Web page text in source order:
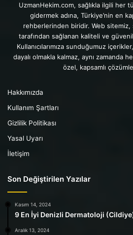
UzmanHekim.com, sağlıkla ilgili her
gidermek adına, Türkiye’nin en
rehberlerinden biridir. Web sitemiz,
tarafından sağlanan kaliteli ve
Kullanıcılarımıza sunduğumuz
dayalı olmakla kalmaz, aynı zamanda
özel, kapsamlı
Hakkımızda
Kullanım Şartları
Gizlilik Politikası
Yasal Uyarı
İletişim
Son Değiştirilen Yazılar
Kasım 14, 2024
9 En İyi Denizli Dermatoloji
Aralık 13, 2024